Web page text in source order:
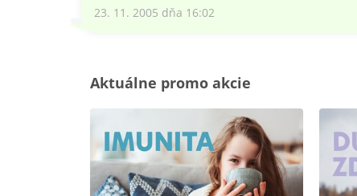
23. 11. 2005 dňa 16:02
Aktuálne promo akcie